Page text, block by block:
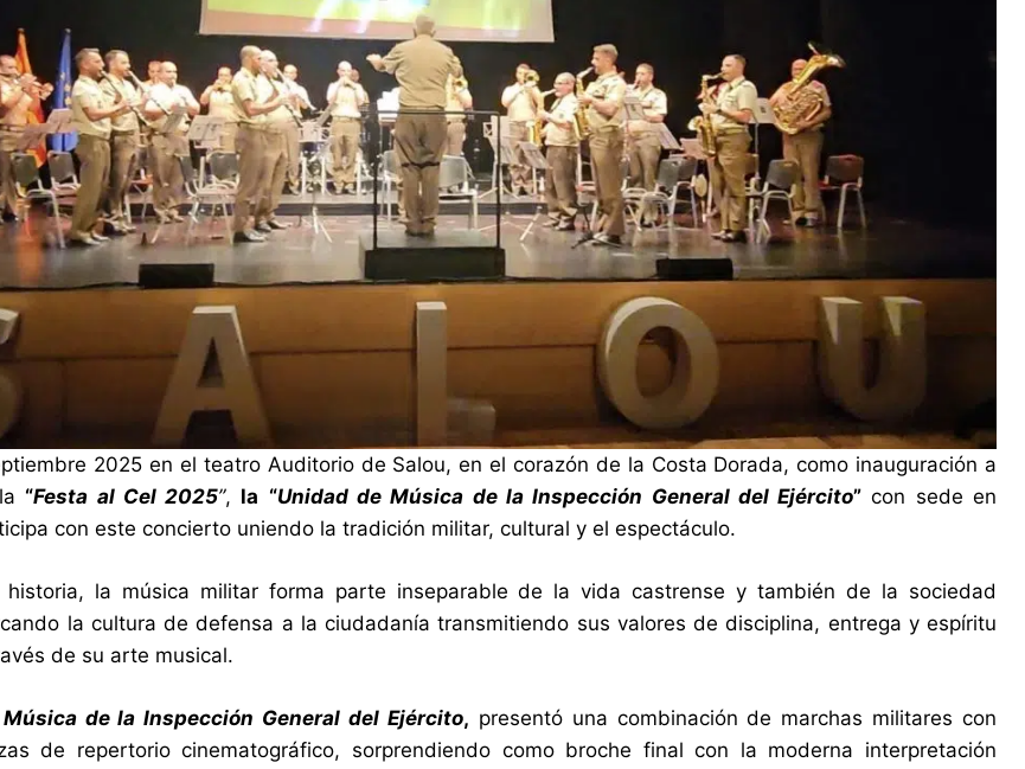
2025 en el teatro Auditorio de Salou, en el corazón de la Costa Dorada, como inauguración a
“Festa al Cel 2025”, la “Unidad de Música de la Inspección General del Ejército” con sede en
con este concierto uniendo la tradición militar, cultural y el espectáculo.
historia, la música militar forma parte inseparable de la vida castrense y también de la sociedad
la cultura de defensa a la ciudadanía transmitiendo sus valores de disciplina, entrega y espíritu
de su arte musical.
de la Inspección General del Ejército, presentó una combinación de marchas militares con
de repertorio cinematográfico, sorprendiendo como broche final con la moderna interpretación